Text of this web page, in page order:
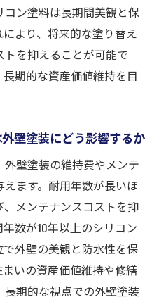
ン塗料は長期間美観と保
より、将来的な塗り替え
を抑えることが可能で
期的な資産価値維持を目
壁塗装にどう影響するか
壁塗装の維持費やメンテ
ます。耐用年数が長いほ
メンテナンスコストを抑
数が10年以上のシリコン
外壁の美観と防水性を保
いの資産価値維持や修繕
期的な視点での外壁塗装